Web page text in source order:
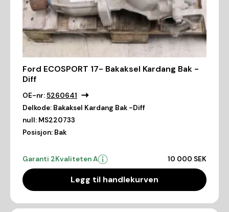
Ford ECOSPORT 17- Bakaksel Kardang Bak -
Diff
OE-nr:5260641
Delkode: Bakaksel Kardang Bak -Diff
null: MS220733
Posisjon: Bak
Garanti 2Kvaliteten A 10 000 SEK
Legg til handlekurven